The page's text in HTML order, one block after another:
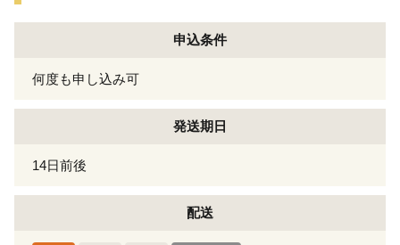
申込条件
何度も申し込み可
発送期日
14日前後
配送